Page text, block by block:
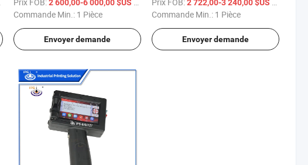
2 600,00-6 000,00 $US
Commande Min.: 1 Pièce
Envoyer demande
à marquage laser UV IPS-Luv5w F
2 722,00-3 240,00 $US
Commande Min.: 1 Pièce
Envoyer demande